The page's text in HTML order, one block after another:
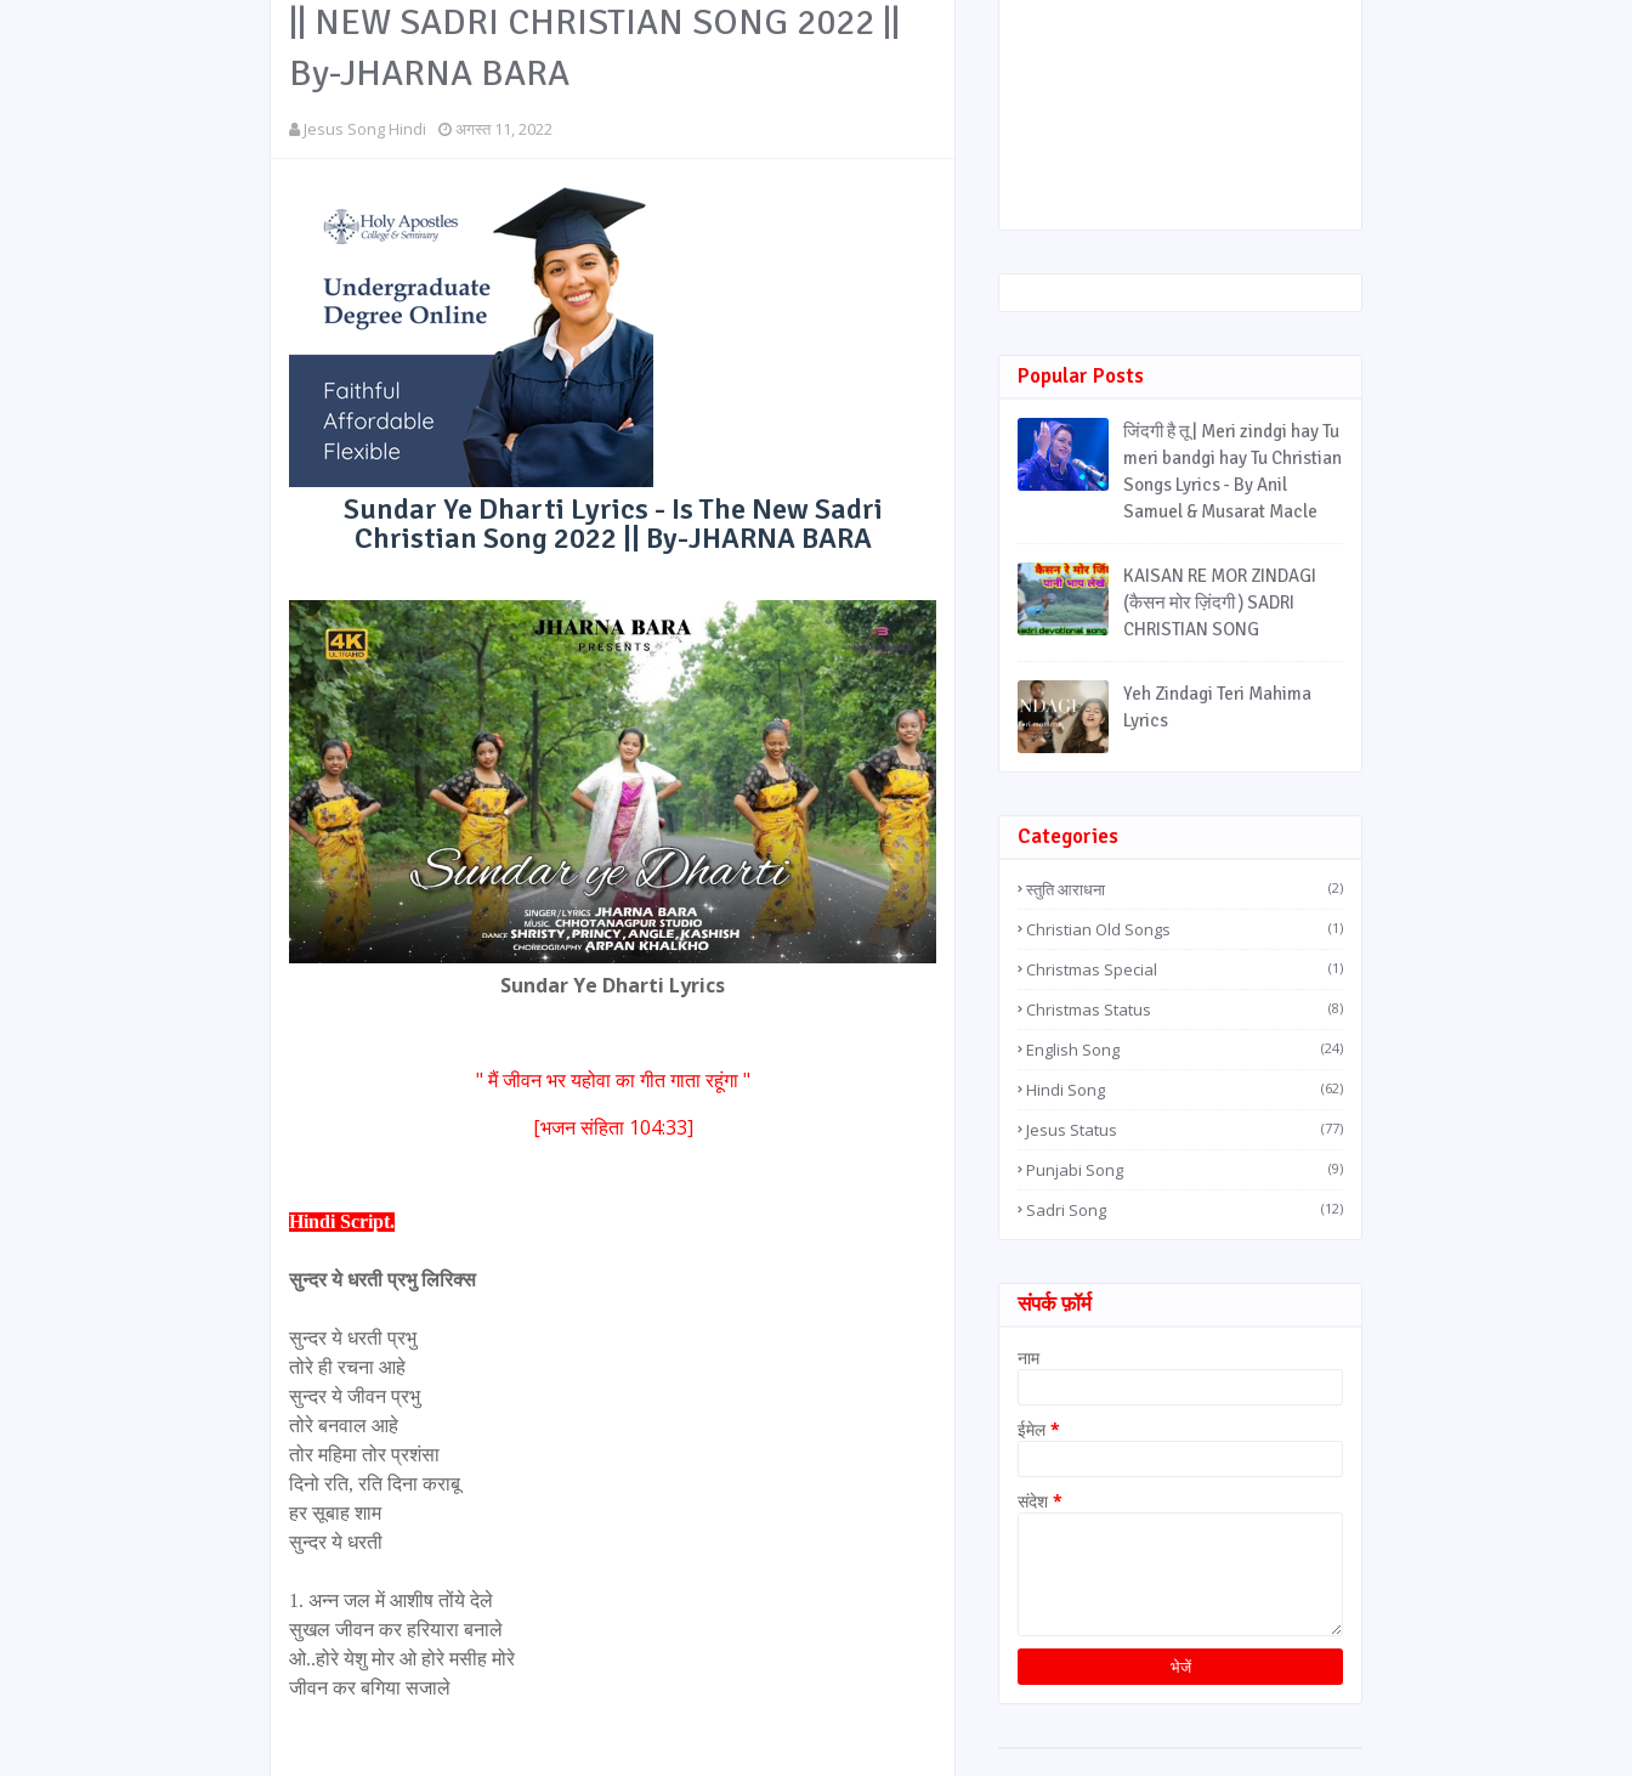
|| NEW SADRI CHRISTIAN SONG 2022 ||
By-JHARNA BARA
Jesus Song Hindi अगस्त 11, 2022
Sundar Ye Dharti Lyrics - Is The New Sadri
Christian Song 2022 || By-JHARNA BARA
Sundar Ye Dharti Lyrics
" मैं जीवन भर यहोवा का गीत गाता रहूंगा "
[भजन संहिता 104:33]
Hindi Script.
सुन्दर ये धरती प्रभु लिरिक्स
सुन्दर ये धरती प्रभु
तोरे ही रचना आहे
सुन्दर ये जीवन प्रभु
तोरे बनवाल आहे
तोर महिमा तोर प्रशंसा
दिनो रति, रति दिना कराबू
हर सूबाह शाम
सुन्दर ये धरती
1. अन्न जल में आशीष तोंये देले
सुखल जीवन कर हरियारा बनाले
ओ..होरे येशु मोर ओ होरे मसीह मोरे
जीवन कर बगिया सजाले
Popular Posts
जिंदगी है तू | Meri zindgi hay Tu
meri bandgi hay Tu Christian
Songs Lyrics - By Anil
Samuel & Musarat Macle
KAISAN RE MOR ZINDAGI
(कैसन मोर ज़िंदगी ) SADRI
CHRISTIAN SONG
Yeh Zindagi Teri Mahima
Lyrics
Categories
स्तुति आराधना (2)
Christian Old Songs (1)
Christmas Special (1)
Christmas Status (8)
English Song (24)
Hindi Song (62)
Jesus Status (77)
Punjabi Song (9)
Sadri Song (12)
संपर्क फ़ॉर्म
नाम
ईमेल*
संदेश *